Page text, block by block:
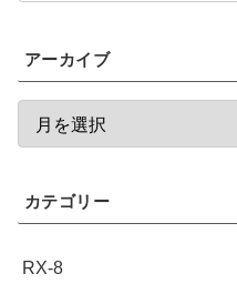
アーカイブ
カテゴリー
RX-8